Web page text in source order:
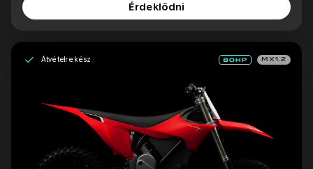
Érdeklődni
Átvételre kész MX1.2